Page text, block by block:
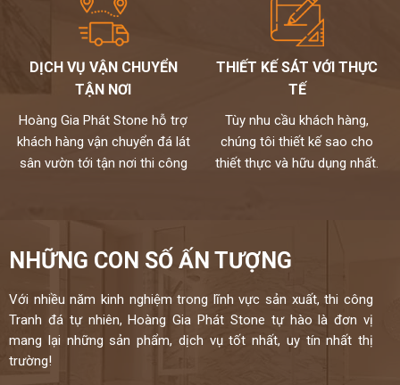
DỊCH VỤ VẬN CHUYỂN
TẬN NƠI
Hoàng Gia Phát Stone hỗ trợ
khách hàng vận chuyển đá lát
sân vườn tới tận nơi thi công
THIẾT KẾ SÁT VỚI THỰC
TẾ
Tùy nhu cầu khách hàng,
chúng tôi thiết kế sao cho
thiết thực và hữu dụng nhất.
NHỮNG CON SỐ ẤN TƯỢNG
Với nhiều năm kinh nghiệm trong lĩnh vực sản xuất, thi công
Tranh đá tự nhiên, Hoàng Gia Phát Stone tự hào là đơn vị
mang lại những sản phẩm, dịch vụ tốt nhất, uy tín nhất thị
trường!